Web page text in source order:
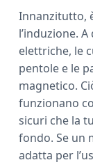
Innanzitutto,
l’induzione.
elettriche, le
pentole e le
magnetico.
funzionano
sicuri che la
fondo. Se un
adatta per